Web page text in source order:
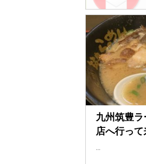
九州筑豊
店へ行って
...